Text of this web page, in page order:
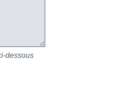
dessous